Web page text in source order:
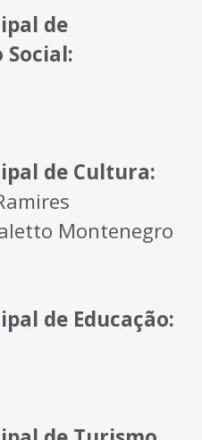
de
de Cultura:
Montenegro
de Educação: